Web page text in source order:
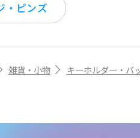
・ピンズ
雑貨・小物 キーホルダー・バ